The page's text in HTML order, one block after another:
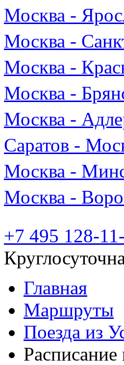
Москва -
Москва -
Москва -
Москва -
Москва -
Саратов -
Москва -
Москва -
+7 495 128-
Главная
Маршруты
Поезда из